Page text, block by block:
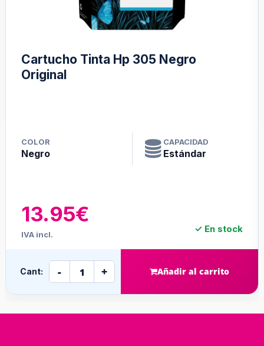
al carrito
Cartucho Tinta Hp 305
Cant: +